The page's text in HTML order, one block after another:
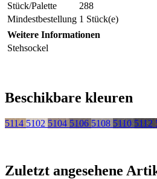
Stück/Palette
288
Mindestbestellung 1 Stück(e)
Weitere Informationen
Stehsockel
Beschikbare kleuren
5114 5102 5104 5106 5108 5110 5112
Zuletzt angesehene